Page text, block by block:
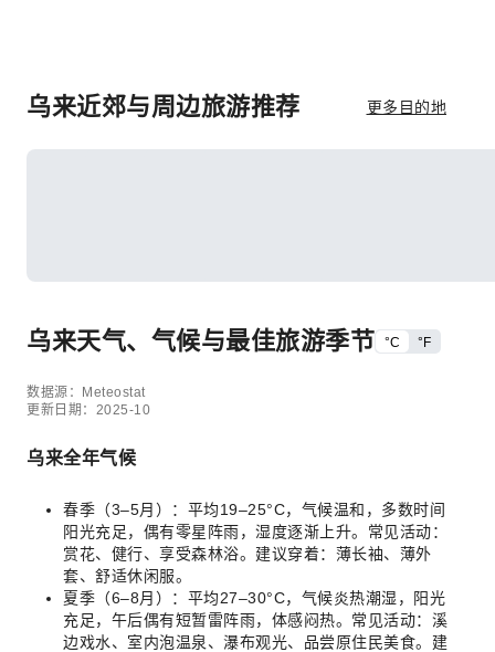
乌来近郊与周边旅游推荐 更多目的地
乌来天气、气候与最佳旅游季节 °C °F
数据源：Meteostat
更新日期：2025-10
乌来全年气候
春季（3–5月）：平均19–25°C，气候温和，多数时间
阳光充足，偶有零星阵雨，湿度逐渐上升。常见活动：
赏花、健行、享受森林浴。建议穿着：薄长袖、薄外
套、舒适休闲服。
夏季（6–8月）：平均27–30°C，气候炎热潮湿，阳光
充足，午后偶有短暂雷阵雨，体感闷热。常见活动：溪
边戏水、室内泡温泉、瀑布观光、品尝原住民美食。建